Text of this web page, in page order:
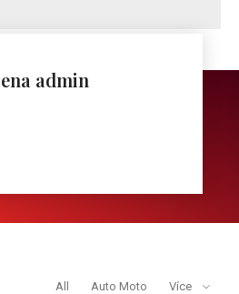
admin
All Auto Moto Více